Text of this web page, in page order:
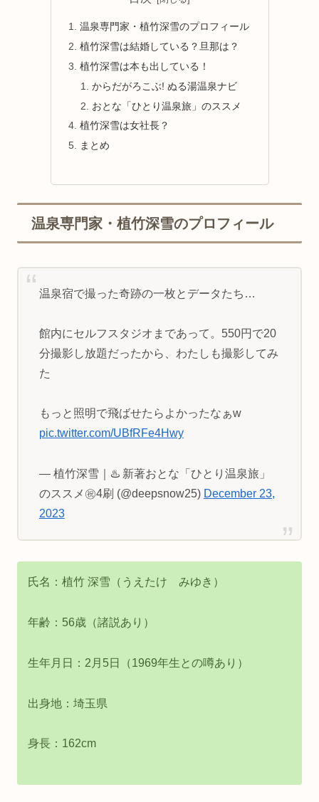
温泉専門家・植竹深雪のプロフィール
植竹深雪は結婚している？旦那は？
植竹深雪は本も出している！
からだがろこぶ! ぬる湯温泉ナビ
おとな「ひとり温泉旅」のススメ
植竹深雪は女社長？
まとめ
温泉専門家・植竹深雪のプロフィール
温泉宿で撮った奇跡の一枚とデータたち…
館内にセルフスタジオまであって。550円で20
分撮影し放題だったから、わたしも撮影してみ
た
もっと照明で飛ばせたらよかったなぁw
pic.twitter.com/UBfRFe4Hwy
— 植竹深雪｜♨️ 新著おとな「ひとり温泉旅」
のススメ㊗️4刷 (@deepsnow25) December 23,
2023
氏名：植竹 深雪（うえたけ みゆき）
年齢：56歳（諸説あり）
生年月日：2月5日（1969年生との噂あり）
出身地：埼玉県
身長：162cm